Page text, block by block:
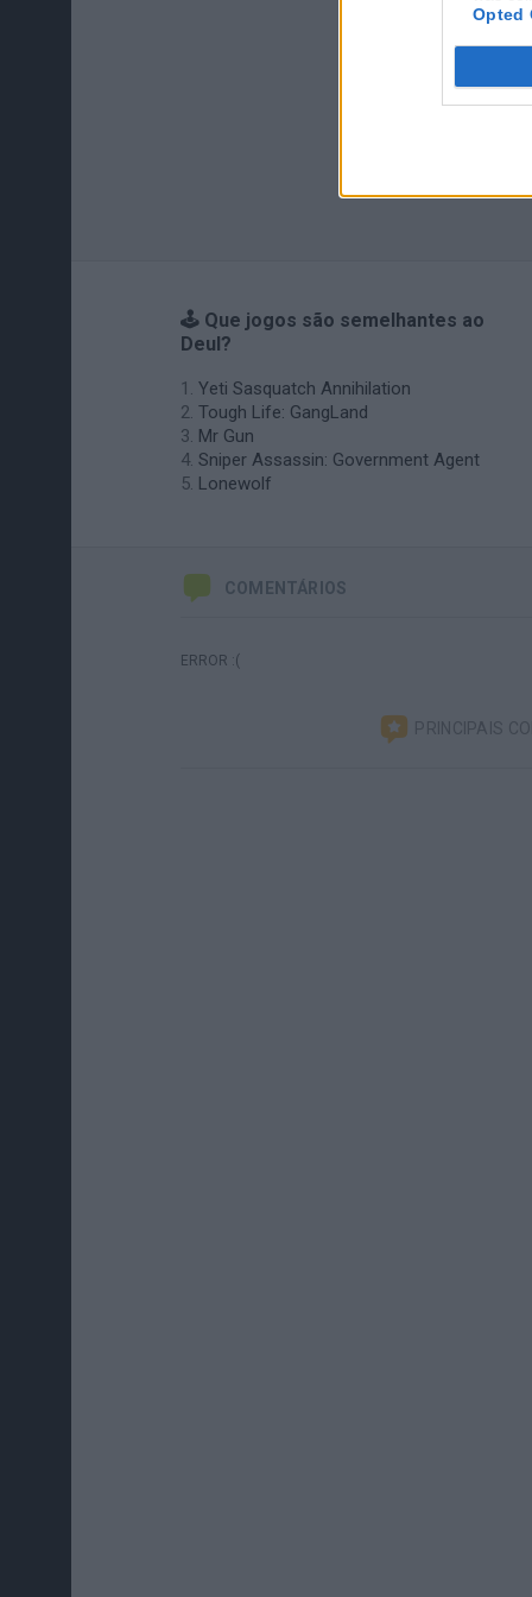
Opted
🕹️ Que jogos são semelhantes ao
Deul?
Yeti Sasquatch Annihilation
Tough Life: GangLand
Mr Gun
Sniper Assassin: Government Agent
Lonewolf
COMENTÁRIOS
ERROR :(
PRINCIPAIS